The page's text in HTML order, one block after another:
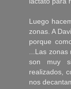
Luego
zonas. A
porque
...Las
son muy
realizados,
nos